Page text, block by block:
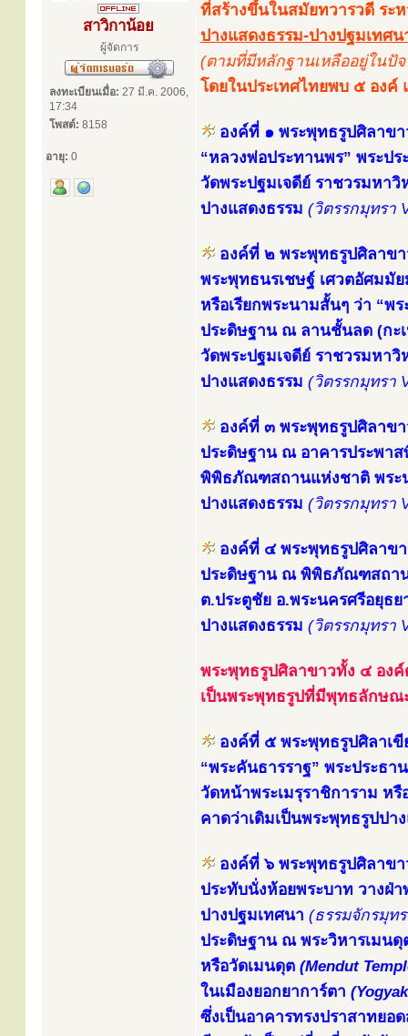
สาวิกาน้อย
ผู้จัดการ
ลงทะเบียนเมื่อ: 27 มี.ค. 2006,
17:34
โพสต์: 8158
อายุ: 0
ที่สร้างขึ้นในสมัยทวารวดี ระ
ปางแสดงธรรม-ปางปฐมเทศ
(ตามที่มีหลักฐานเหลืออยู่ในปั
โดยในประเทศไทยพบ ๕ องค์
องค์ที่ ๑ พระพุทธรูปศิลาขา
“หลวงพ่อประทานพร” พระป
วัดพระปฐมเจดีย์ ราชวรมหา
ปางแสดงธรรม (วิตรรกมุทรา
องค์ที่ ๒ พระพุทธรูปศิลาข
พระพุทธนรเชษฐ์ เศวตอัศมมั
หรือเรียกพระนามสั้นๆ ว่า “พ
ประดิษฐาน ณ ลานชั้นลด (กะ
วัดพระปฐมเจดีย์ ราชวรมหา
ปางแสดงธรรม (วิตรรกมุทรา
องค์ที่ ๓ พระพุทธรูปศิลาข
ประดิษฐาน ณ อาคารประพา
พิพิธภัณฑสถานแห่งชาติ พระ
ปางแสดงธรรม (วิตรรกมุทรา
องค์ที่ ๔ พระพุทธรูปศิลาข
ประดิษฐาน ณ พิพิธภัณฑสถาน
ต.ประตูชัย อ.พระนครศรีอยุธ
ปางแสดงธรรม (วิตรรกมุทรา
พระพุทธรูปศิลาขาวทั้ง ๔ องค์
เป็นพระพุทธรูปที่มีพุทธลักษณ
องค์ที่ ๕ พระพุทธรูปศิลาเขี
“พระคันธารราฐ” พระประธ
วัดหน้าพระเมรุราชิการาม ห
คาดว่าเดิมเป็นพระพุทธรูปปา
องค์ที่ ๖ พระพุทธรูปศิลาขา
ประทับนั่งห้อยพระบาท วางฝ่
ปางปฐมเทศนา (ธรรมจักรมุทร
ประดิษฐาน ณ พระวิหารเมน
หรือวัดเมนดุต (Mendut
ในเมืองยอกยาการ์ตา
ซึ่งเป็นอาคารทรงปราสาทยอ